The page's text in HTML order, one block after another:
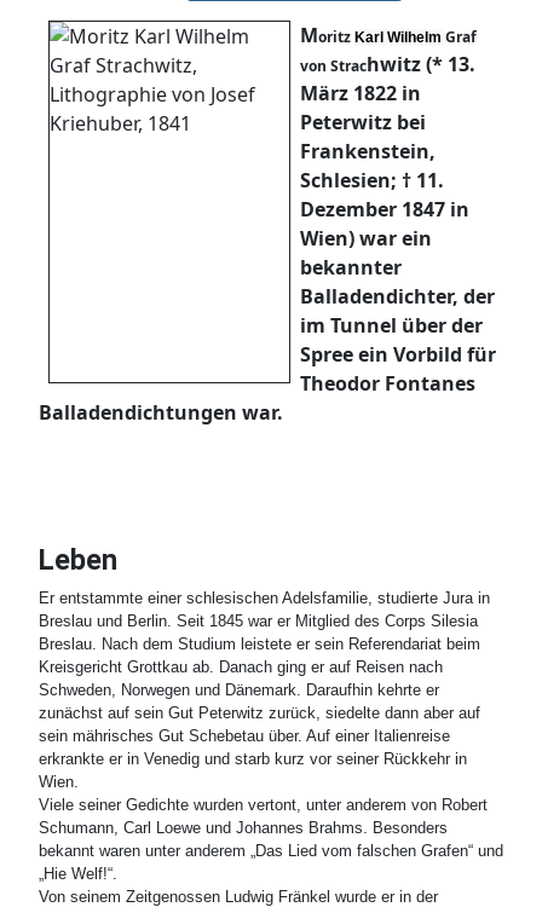
Moritz Karl Wilhelm Graf
von Strachwitz (* 13.
März 1822 in
Peterwitz bei
Frankenstein,
Schlesien; † 11.
Dezember 1847 in
Wien) war ein
bekannter
Balladendichter, der
im Tunnel über der
Spree ein Vorbild für
Theodor Fontanes
Balladendichtungen war.
Leben
Er entstammte einer schlesischen Adelsfamilie, studierte Jura in
Breslau und Berlin. Seit 1845 war er Mitglied des Corps Silesia
Breslau. Nach dem Studium leistete er sein Referendariat beim
Kreisgericht Grottkau ab. Danach ging er auf Reisen nach
Schweden, Norwegen und Dänemark. Daraufhin kehrte er
zunächst auf sein Gut Peterwitz zurück, siedelte dann aber auf
sein mährisches Gut Schebetau über. Auf einer Italienreise
erkrankte er in Venedig und starb kurz vor seiner Rückkehr in
Wien.
Viele seiner Gedichte wurden vertont, unter anderem von Robert
Schumann, Carl Loewe und Johannes Brahms. Besonders
bekannt waren unter anderem „Das Lied vom falschen Grafen“ und
„Hie Welf!“.
Von seinem Zeitgenossen Ludwig Fränkel wurde er in der